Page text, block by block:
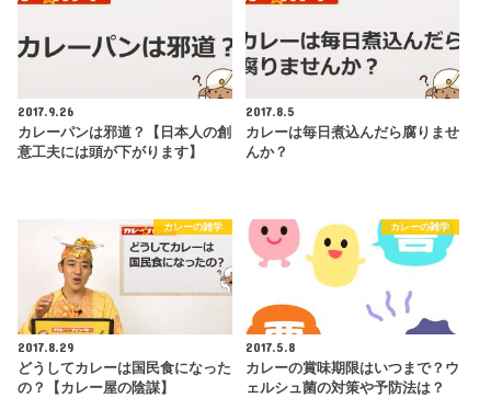
2017.9.26
カレーパンは邪道？【日本人の創
意工夫には頭が下がります】
2017.8.5
カレーは毎日煮込んだら腐りませ
んか？
カレーの雑学
2017.8.29
どうしてカレーは国民食になった
の？【カレー屋の陰謀】
カレーの雑学
2017.5.8
カレーの賞味期限はいつまで？ウ
ェルシュ菌の対策や予防法は？